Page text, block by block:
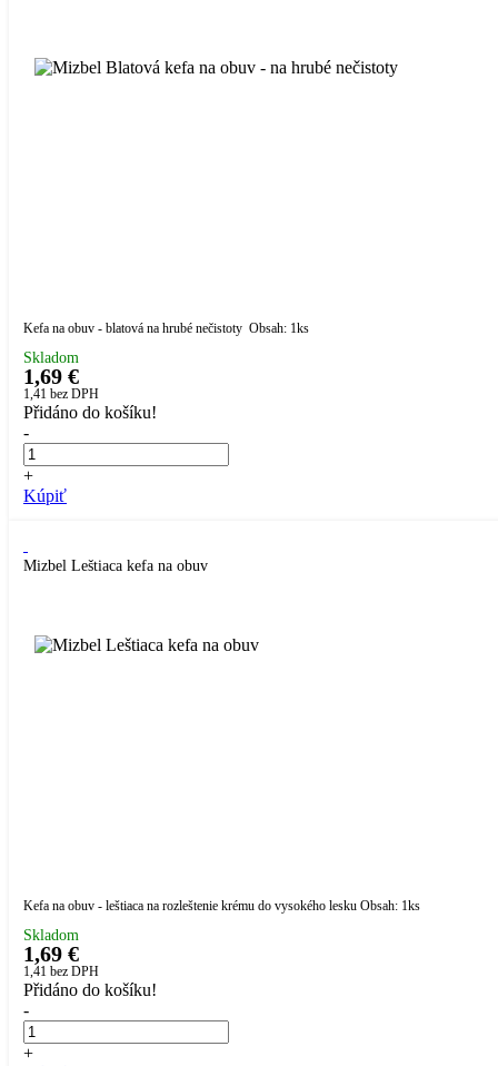
Kefa na obuv - blatová na hrubé nečistoty Obsah: 1ks
Skladom
1,69 €
1,41 bez DPH
Přidáno do košíku!
-
+
Kúpiť
Mizbel Leštiaca kefa na obuv
Kefa na obuv - leštiaca na rozleštenie krému do vysokého lesku Obsah: 1ks
Skladom
1,69 €
1,41 bez DPH
Přidáno do košíku!
-
+